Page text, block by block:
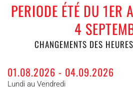
PERIODE ÉTÉ DU 1ER
4
CHANGEMENTS DES
01.08.2026 - 04.09.2026
Lundi au Vendredi